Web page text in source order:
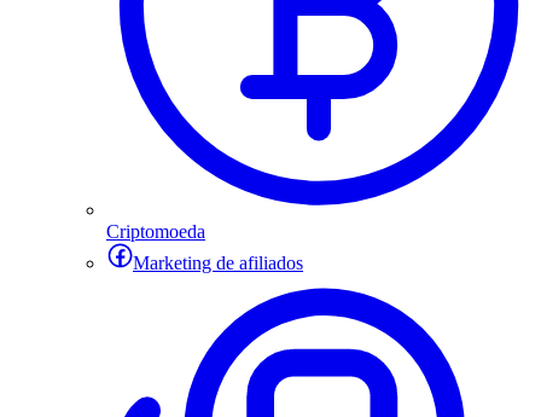
Criptomoeda
Marketing de afiliados